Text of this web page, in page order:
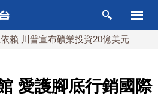
宣布礦業投資20億美元 中東局
愛護腳底行銷國際